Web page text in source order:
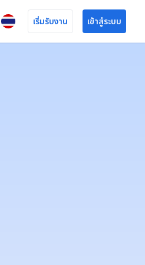
เริ่มรับงาน เข้าสู่ระบบ